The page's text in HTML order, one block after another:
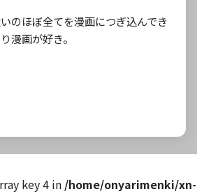
のほぼ全てを漫画につぎ込んでき
漫画が好き。
key 4 in /home/onyarimenki/xn-